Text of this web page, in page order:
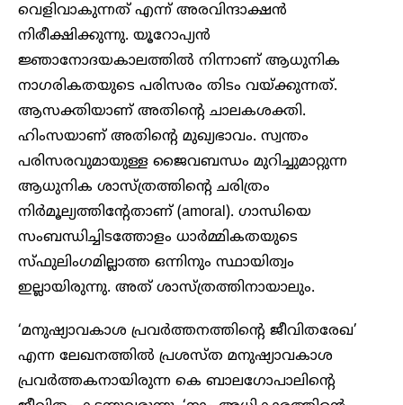
വെളിവാകുന്നത് എന്ന് അരവിന്ദാക്ഷൻ
നിരീക്ഷിക്കുന്നു. യൂറോപ്യൻ
ജ്ഞാനോദയകാലത്തിൽ നിന്നാണ് ആധുനിക
നാഗരികതയുടെ പരിസരം തിടം വയ്ക്കുന്നത്.
ആസക്തിയാണ് അതിന്റെ ചാലകശക്തി.
ഹിംസയാണ് അതിന്റെ മുഖ്യഭാവം. സ്വന്തം
പരിസരവുമായുള്ള ജൈവബന്ധം മുറിച്ചുമാറ്റുന്ന
ആധുനിക ശാസ്ത്രത്തിന്റെ ചരിത്രം
നിർമൂല്യത്തിന്റേതാണ് (amoral). ഗാന്ധിയെ
സംബന്ധിച്ചിടത്തോളം ധാർമ്മികതയുടെ
സ്ഫുലിംഗമില്ലാത്ത ഒന്നിനും സ്ഥായിത്വം
ഇല്ലായിരുന്നു. അത് ശാസ്ത്രത്തിനായാലും.
‘മനുഷ്യാവകാശ പ്രവർത്തനത്തിന്റെ ജീവിതരേഖ’
എന്ന ലേഖനത്തിൽ പ്രശസ്‌ത മനുഷ്യാവകാശ
പ്രവർത്തകനായിരുന്ന കെ ബാലഗോപാലിന്റെ